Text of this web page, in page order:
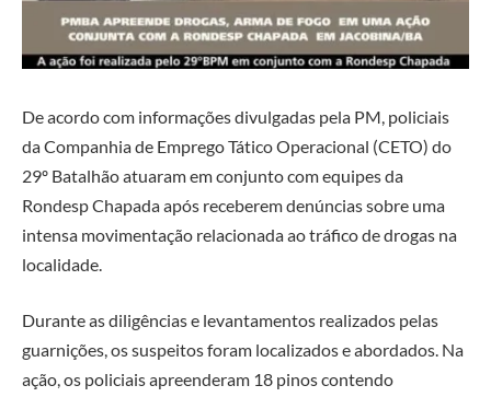
De acordo com informações divulgadas pela PM, policiais
da Companhia de Emprego Tático Operacional (CETO) do
29º Batalhão atuaram em conjunto com equipes da
Rondesp Chapada após receberem denúncias sobre uma
intensa movimentação relacionada ao tráfico de drogas na
localidade.
Durante as diligências e levantamentos realizados pelas
guarnições, os suspeitos foram localizados e abordados. Na
ação, os policiais apreenderam 18 pinos contendo